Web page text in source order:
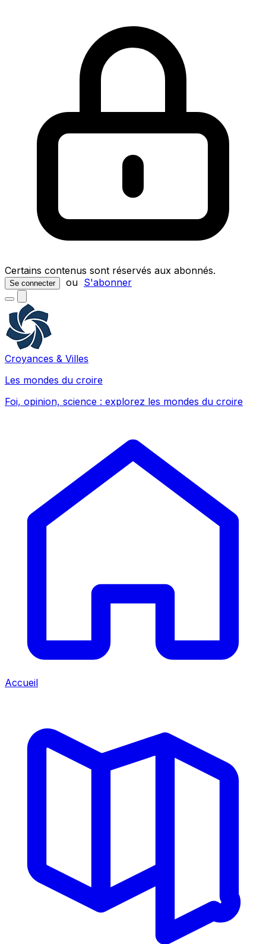
Certains contenus sont réservés aux abonnés.
Se connecter ou S'abonner
Croyances & Villes
Les mondes du croire
Foi, opinion, science : explorez les mondes du croire
Accueil